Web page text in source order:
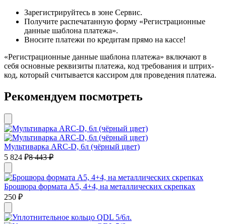
Зарегистрируйтесь в зоне Сервис.
Получите распечатанную форму «Регистрационные
данные шаблона платежа».
Вносите платежи по кредитам прямо на кассе!
«Регистрационные данные шаблона платежа» включают в
себя основные реквизиты платежа, код требования и штрих-
код, который считывается кассиром для проведения платежа.
Рекомендуем посмотреть
Мультиварка ARC-D, 6л (чёрный цвет)
5 824 ₽8 443₽
Брошюра формата А5, 4+4, на металлических скрепках
250 ₽